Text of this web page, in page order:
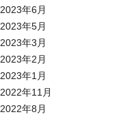
2023年6月
2023年5月
2023年3月
2023年2月
2023年1月
2022年11月
2022年8月